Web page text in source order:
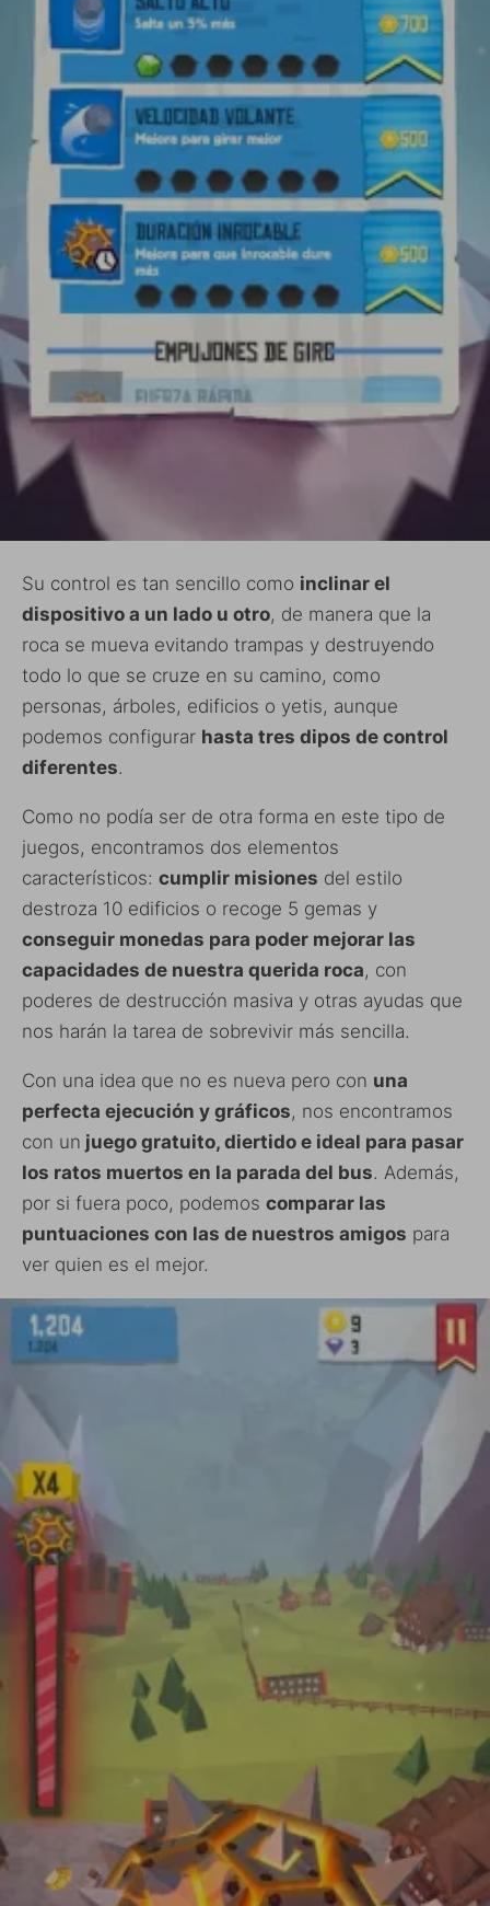
Su control es tan sencillo como inclinar el
dispositivo a un lado u otro, de manera que la
roca se mueva evitando trampas y destruyendo
todo lo que se cruze en su camino, como
personas, árboles, edificios o yetis, aunque
podemos configurar hasta tres dipos de control
diferentes.
Como no podía ser de otra forma en este tipo de
juegos, encontramos dos elementos
característicos: cumplir misiones del estilo
destroza 10 edificios o recoge 5 gemas y
conseguir monedas para poder mejorar las
capacidades de nuestra querida roca, con
poderes de destrucción masiva y otras ayudas que
nos harán la tarea de sobrevivir más sencilla.
Con una idea que no es nueva pero con una
perfecta ejecución y gráficos, nos encontramos
con un juego gratuito, diertido e ideal para pasar
los ratos muertos en la parada del bus. Además,
por si fuera poco, podemos comparar las
puntuaciones con las de nuestros amigos para
ver quien es el mejor.